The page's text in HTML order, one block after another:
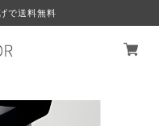
で送料無料